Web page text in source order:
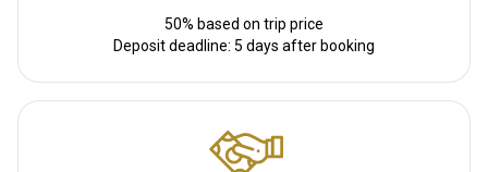
50% based on trip price
Deposit deadline: 5 days after booking